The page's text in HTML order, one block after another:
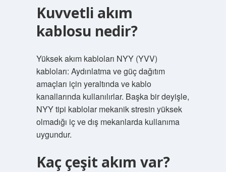
Kuvvetli akım
kablosu nedir?
Yüksek akım kabloları NYY (YVV)
kabloları: Aydınlatma ve güç dağıtım
amaçları için yeraltında ve kablo
kanallarında kullanılırlar. Başka bir deyişle,
NYY tipi kablolar mekanik stresin yüksek
olmadığı iç ve dış mekanlarda kullanıma
uygundur.
Kaç çeşit akım var?